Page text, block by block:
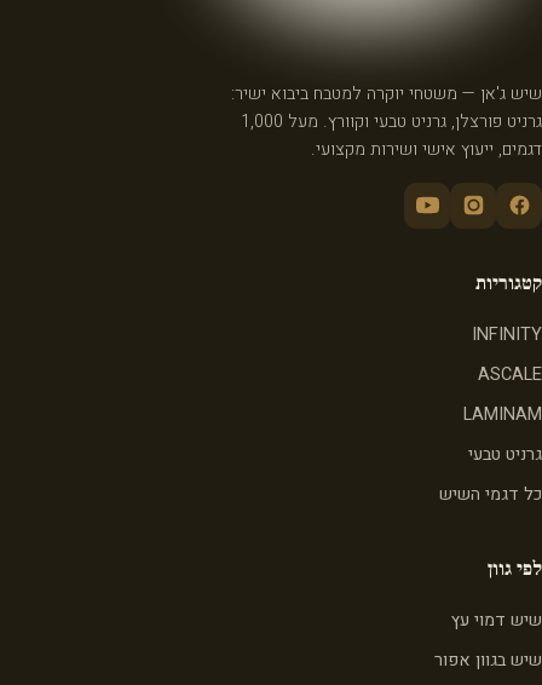
שיש ג'אן — משטחי יוקרה למטבח ביבוא ישיר:
גרניט פורצלן, גרניט טבעי וקוורץ. מעל 1,000
דגמים, ייעוץ אישי ושירות מקצועי.
קטגוריות
INFINITY
ASCALE
LAMINAM
גרניט טבעי
כל דגמי השיש
לפי גוון
שיש דמוי עץ
שיש בגוון אפור